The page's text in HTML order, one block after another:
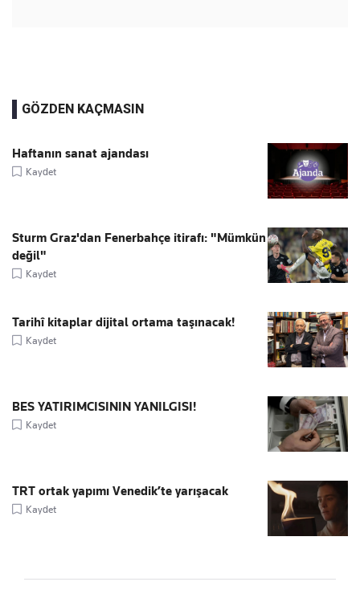
GÖZDEN KAÇMASIN
Haftanın sanat ajandası
Kaydet
Sturm Graz'dan Fenerbahçe itirafı: "Mümkün
değil"
Kaydet
Tarihî kitaplar dijital ortama taşınacak!
Kaydet
BES YATIRIMCISININ YANILGISI!
Kaydet
TRT ortak yapımı Venedik’te yarışacak
Kaydet